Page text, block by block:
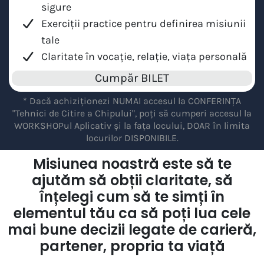
sigure
Exerciții practice pentru definirea misiunii
tale
Claritate în vocație, relație, viața personală
Cumpăr BILET
* Dacă achiziționezi NUMAI accesul la CONFERINȚA
"Tehnici de Citire a Chipului", poți să cumperi accesul la
WORKSHOPul Aplicativ și la fața locului, DOAR în limita
locurilor DISPONIBILE.
Misiunea noastră este să te
ajutăm să obții claritate, să
înțelegi cum să te simți în
elementul tău ca să poți lua cele
mai bune decizii legate de carieră,
partener, propria ta viață